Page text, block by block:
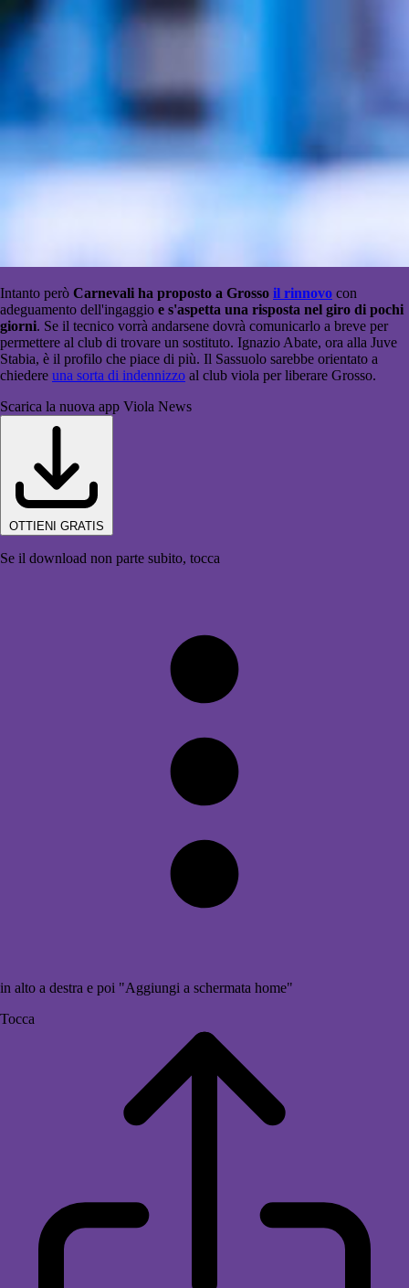
Intanto però Carnevali ha proposto a Grosso il rinnovo con
adeguamento dell'ingaggio e s'aspetta una risposta nel giro di pochi
giorni. Se il tecnico vorrà andarsene dovrà comunicarlo a breve per
permettere al club di trovare un sostituto. Ignazio Abate, ora alla Juve
Stabia, è il profilo che piace di più. Il Sassuolo sarebbe orientato a
chiedere una sorta di indennizzo al club viola per liberare Grosso.
Scarica la nuova app Viola News
OTTIENI GRATIS
Se il download non parte subito, tocca
in alto a destra e poi "Aggiungi a schermata home"
Tocca